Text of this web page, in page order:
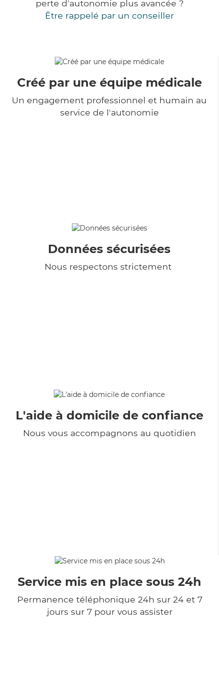
perte d'autonomie plus avancée ?
Être rappelé par un conseiller
Créé par une équipe médicale
Un engagement professionnel et humain au
service de l'autonomie
Données sécurisées
Nous respectons strictement
L'aide à domicile de confiance
Nous vous accompagnons au quotidien
Service mis en place sous 24h
Permanence téléphonique 24h sur 24 et 7
jours sur 7 pour vous assister